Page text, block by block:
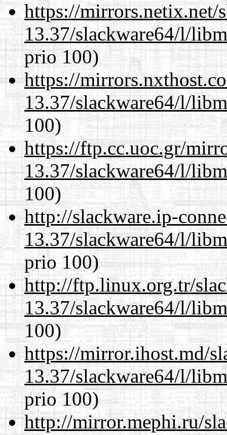
https://mirrors.netix.net/
13.37/slackware64/l/
prio 100)
https://
13.37/slackware64/l/
100)
https://ftp.cc.uoc.gr/
13.37/slackware64/l/
100)
http://slackware.ip-
13.37/slackware64/l/
prio 100)
http://ftp.linux.org.tr/
13.37/slackware64/l/
100)
https://mirror.ihost.md/
13.37/slackware64/l/
prio 100)
http://mirror.mephi.ru/